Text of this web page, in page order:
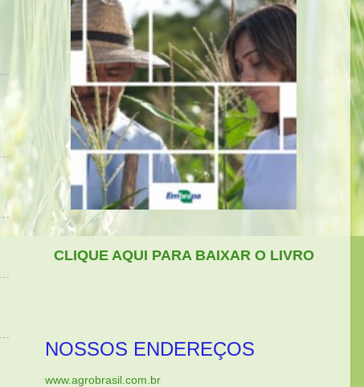
CLIQUE AQUI PARA BAIXAR O LIVRO
NOSSOS ENDEREÇOS
www.agrobrasil.com.br